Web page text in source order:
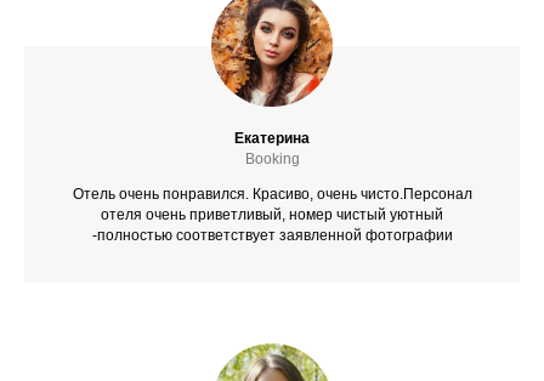
Екатерина
Booking
Отель очень понравился. Красиво, очень чисто.Персонал
отеля очень приветливый, номер чистый уютный
-полностью соответствует заявленной фотографии